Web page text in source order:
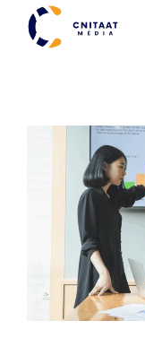
Aller
contenu